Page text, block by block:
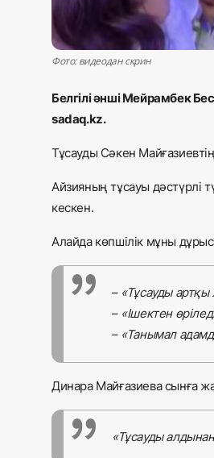
Фото: видеодан скрин
Белгілі әнші Мейрамбек
sadaq.kz.
Тұсауды Сәкен
Айзияның тұсауы дәстүрлі
кескен.
Алайда көпшілік мұны
– «Тұсауды
– «Ішектен
– «Танымал
Динара Майғазиева сынға
«Тұсауды